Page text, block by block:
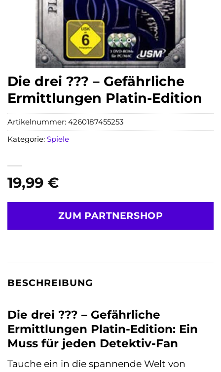
Die drei ??? – Gefährliche
Ermittlungen Platin-Edition
19,99 €
ZUM PARTNERSHOP
Artikelnummer: 4260187455253
Kategorie: Spiele
BESCHREIBUNG
Die drei ??? – Gefährliche
Ermittlungen Platin-Edition: Ein
Muss für jeden Detektiv-Fan
Tauche ein in die spannende Welt von